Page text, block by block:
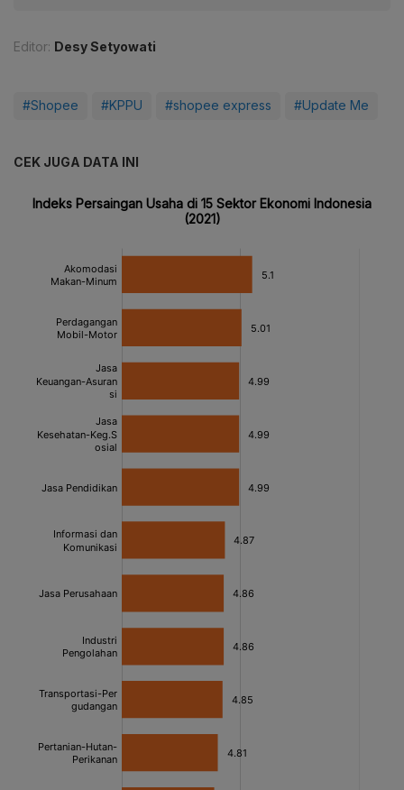
Editor: Desy Setyowati
#Shopee #KPPU #shopee express #Update Me
CEK JUGA DATA INI